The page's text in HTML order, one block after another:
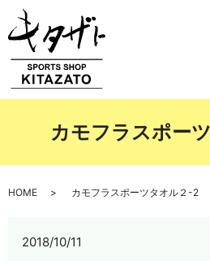
カモフラスポー
HOME カモフラスポーツタオル２-2
2018/10/11